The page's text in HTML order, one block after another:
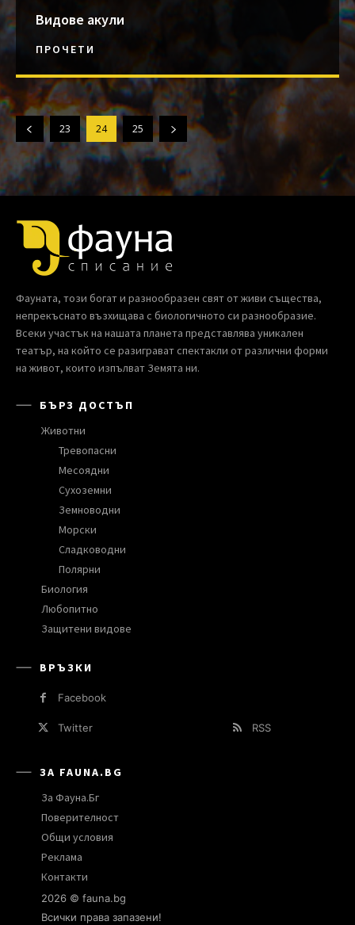
Видове акули
ПРОЧЕТИ
23 24 25
Фауната, този богат и разнообразен свят от живи същества,
непрекъснато възхищава с биологичното си разнообразие.
Всеки участък на нашата планета представлява уникален
театър, на който се разиграват спектакли от различни форми
на живот, които изпълват Земята ни.
БЪРЗ ДОСТЪП
Животни
Тревопасни
Месоядни
Сухоземни
Земноводни
Морски
Сладководни
Полярни
Биология
Любопитно
Защитени видове
ВРЪЗКИ
Facebook
Twitter RSS
ЗА FAUNA.BG
За Фауна.Бг
Поверителност
Общи условия
Реклама
Контакти
2026 © fauna.bg
Всички права запазени!